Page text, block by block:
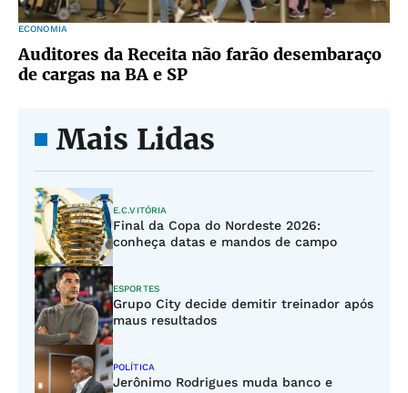
ECONOMIA
Auditores da Receita não farão desembaraço
de cargas na BA e SP
Mais Lidas
E.C.VITÓRIA
Final da Copa do Nordeste 2026:
conheça datas e mandos de campo
ESPORTES
Grupo City decide demitir treinador após
maus resultados
POLÍTICA
Jerônimo Rodrigues muda banco e